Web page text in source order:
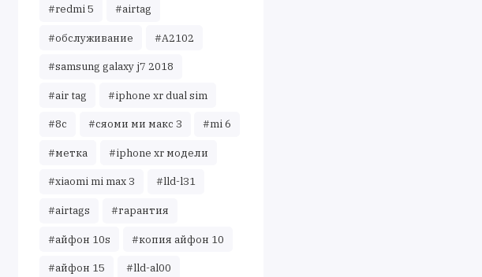
#redmi 5 #airtag
#обслуживание #A2102
#samsung galaxy j7 2018
#air tag #iphone xr dual sim
#8c #сяоми ми макс 3 #mi 6
#метка #iphone xr модели
#xiaomi mi max 3 #lld-l31
#airtags #гарантия
#айфон 10s #копия айфон 10
#айфон 15 #lld-al00